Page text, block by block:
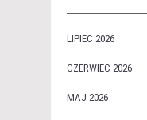
LIPIEC 2026
CZERWIEC 2026
MAJ 2026